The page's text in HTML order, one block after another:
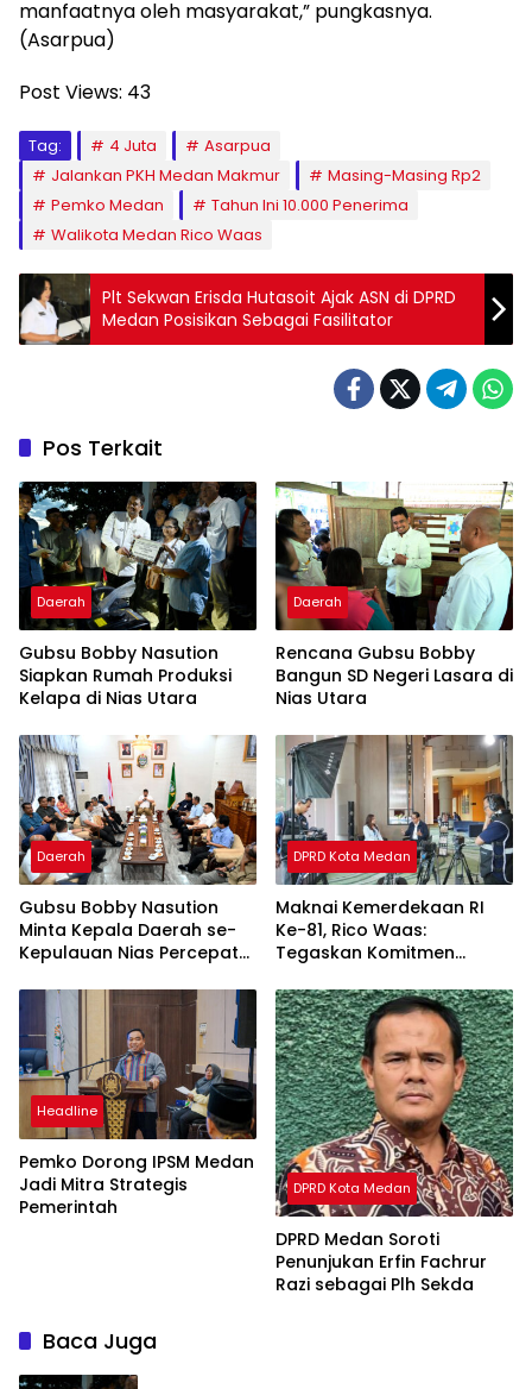
manfaatnya oleh masyarakat,” pungkasnya.
(Asarpua)
Post Views: 43
Tag: 4 Juta
Asarpua
Jalankan PKH Medan Makmur
Masing-Masing Rp2
Pemko Medan
Tahun Ini 10.000 Penerima
Walikota Medan Rico Waas
Plt Sekwan Erisda Hutasoit Ajak ASN di DPRD
Medan Posisikan Sebagai Fasilitator
Pos Terkait
Daerah
Gubsu Bobby Nasution
Siapkan Rumah Produksi
Kelapa di Nias Utara
Daerah
Rencana Gubsu Bobby
Bangun SD Negeri Lasara di
Nias Utara
Daerah
Gubsu Bobby Nasution
Minta Kepala Daerah se-
Kepulauan Nias Percepat
DPRD Kota Medan
Maknai Kemerdekaan RI
Ke-81, Rico Waas:
Tegaskan Komitmen
Headline
Pemko Dorong IPSM Medan
Jadi Mitra Strategis
Pemerintah
DPRD Kota Medan
DPRD Medan Soroti
Penunjukan Erfin Fachrur
Razi sebagai Plh Sekda
Baca Juga